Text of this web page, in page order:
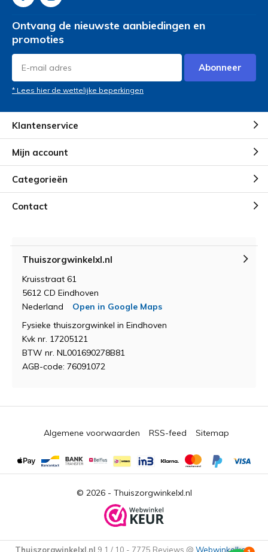
Ontvang de nieuwste aanbiedingen en
promoties
Abonneer
* Lees hier de wettelijke beperkingen
Klantenservice
Mijn account
Categorieën
Contact
Thuiszorgwinkelxl.nl
Kruisstraat 61
5612 CD Eindhoven
Nederland
Open in Google Maps
Fysieke thuiszorgwinkel in Eindhoven
Kvk nr. 17205121
BTW nr. NL001690278B81
AGB-code: 76091072
© 2026 - Thuiszorgwinkelxl.nl
Algemene voorwaarden RSS-feed Sitemap
Thuiszorgwinkelxl.nl 9,1 / 10 - 7775 Reviews @ Webwinkelkeur